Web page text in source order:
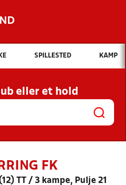
Hvad vil du søge efter?
INDHOLD OG NYHEDER
KLUBBER OG
HOLD
SPILLESTED KAMP
eller et hold
FK
TT / 3 kampe, Pulje 21